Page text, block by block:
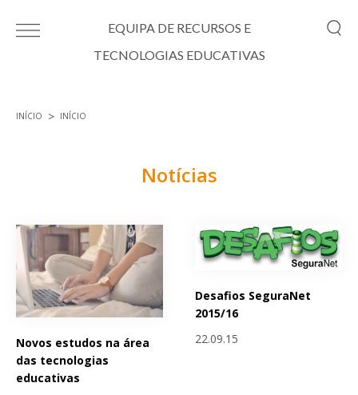
EQUIPA DE RECURSOS E
TECNOLOGIAS EDUCATIVAS
INÍCIO INÍCIO
Notícias
Novos estudos na área
das tecnologias
educativas
Desafios SeguraNet
2015/16
22.09.15
Páginas